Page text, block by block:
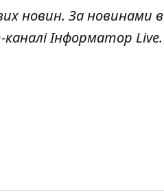
новин. За новинами в
Інформатор Live.